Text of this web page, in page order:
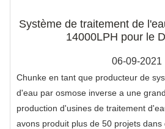
Système de traitement de
14000LPH pour le
06-09-2021
Chunke en tant que producteur de
d'eau par osmose inverse a une
production d'usines de traitement
avons produit plus de 50 projets